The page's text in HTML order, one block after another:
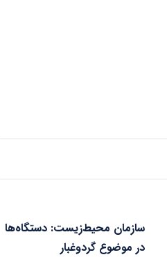
سازمان محیط‌زیست: دستگاه‌ها
در موضوع گردوغبار